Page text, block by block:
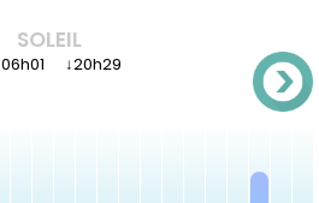
SOLEIL
06h01 ↓20h29